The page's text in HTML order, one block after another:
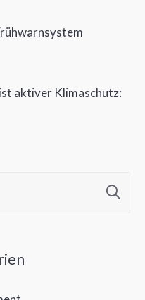
aktiver Klimaschutz: